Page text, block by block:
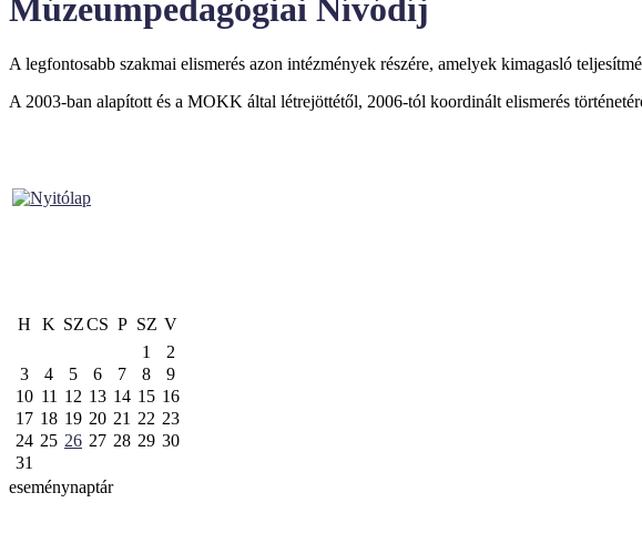
Múzeumpedagógiai Nívódíj
A legfontosabb szakmai elismerés azon intézmények részére, amelyek kimagasló
A 2003-ban alapított és a MOKK által létrejöttétől, 2006-tól koordinált elismerés
H K SZCS P SZ V
1
2
3
4 5 6 7 8
9
10 11 12 13 14 15 16
17 18 19 20 21 22 23
24 25 26 27 28 29 30
31
eseménynaptár